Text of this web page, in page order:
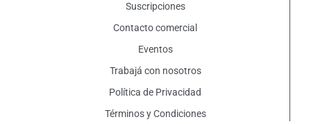
Suscripciones
Contacto comercial
Eventos
Trabajá con nosotros
Política de Privacidad
Términos y Condiciones